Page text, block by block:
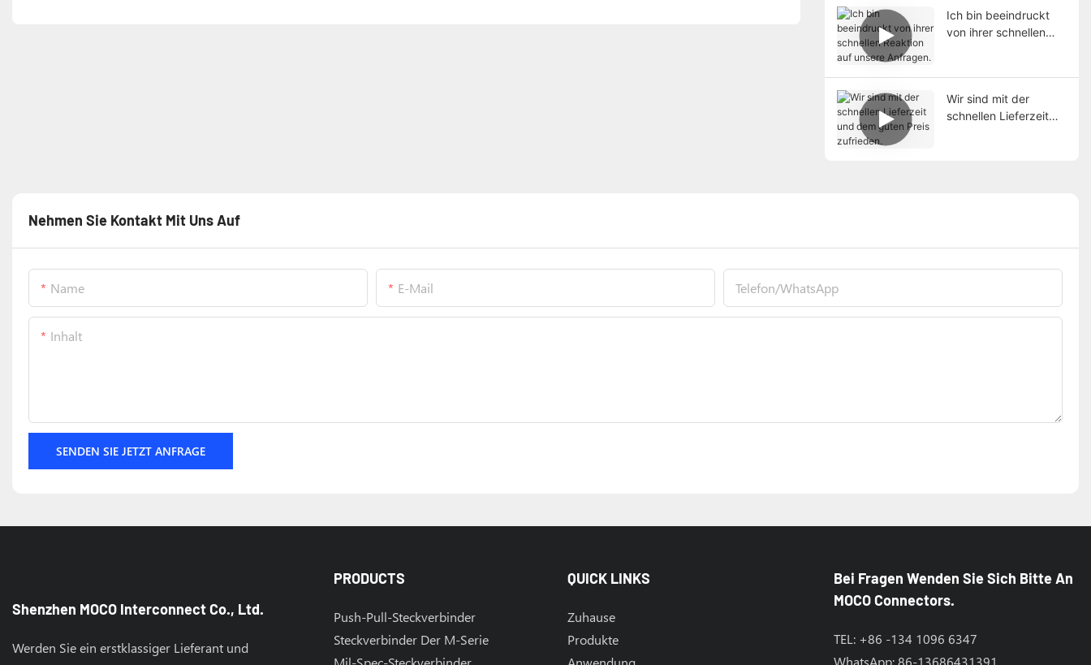
Ich bin beeindruckt
von ihrer schnellen
Wir sind mit der
schnellen Lieferzeit
Nehmen Sie Kontakt Mit Uns Auf
Name E-Mail Telefon/WhatsApp
Inhalt
SENDEN SIE JETZT ANFRAGE
Shenzhen MOCO Interconnect Co., Ltd.
Werden Sie ein erstklassiger Lieferant und
PRODUCTS
Push-Pull-Steckverbinder
Steckverbinder Der M-Serie
QUICK LINKS
Zuhause
Produkte
Bei Fragen Wenden Sie Sich Bitte An
MOCO Connectors.
TEL: +86 -134 1096 6347
WhatsApp: 86-13686431391